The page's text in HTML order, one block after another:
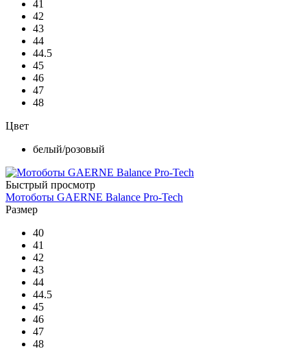
41
42
43
44
44.5
45
46
47
48
Цвет
белый/розовый
Быстрый просмотр
Мотоботы GAERNE Balance Pro-Tech
Размер
40
41
42
43
44
44.5
45
46
47
48